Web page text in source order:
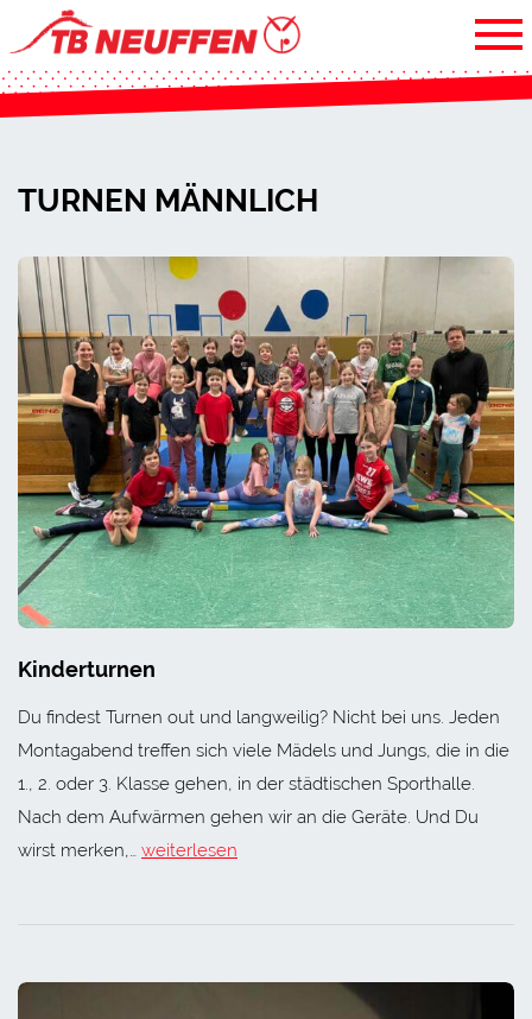
TURNEN MÄNNLICH
Kinderturnen
Du findest Turnen out und langweilig? Nicht bei uns. Jeden
Montagabend treffen sich viele Mädels und Jungs, die in die
1., 2. oder 3. Klasse gehen, in der städtischen Sporthalle.
Nach dem Aufwärmen gehen wir an die Geräte. Und Du
wirst merken,… weiterlesen